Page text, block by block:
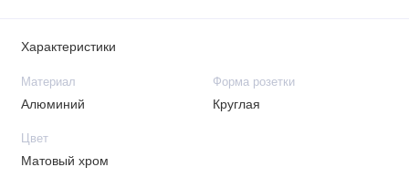
Характеристики
Материал
Алюминий
Форма розетки
Круглая
Цвет
Матовый хром